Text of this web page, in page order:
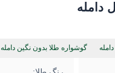
دامله
گوشواره طلا بدون نگین دامله